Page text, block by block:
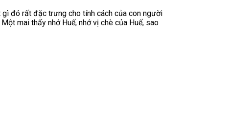
gì đó rất đặc trưng cho tính cách của con người
mai thấy nhớ Huế, nhớ vị chè của Huế, sao